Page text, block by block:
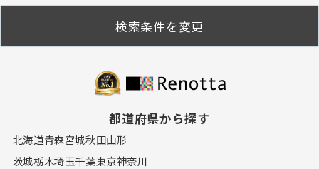
検索条件を変更
都道府県から探す
北海道青森宮城秋田山形
茨城栃木埼玉千葉東京神奈川